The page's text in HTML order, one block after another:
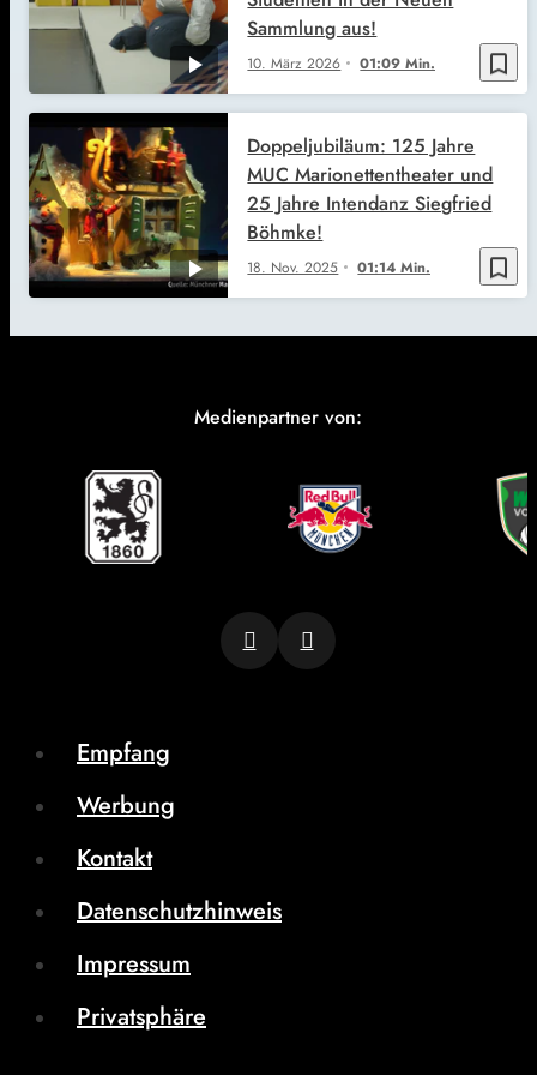
bookmark_border
10. März 2026 01:09 Min.
Sammlung aus!
bookmark_border
18. Nov. 2025 01:14 Min.
Doppeljubiläum: 125 Jahre
MUC Marionettentheater und
25 Jahre Intendanz Siegfried
Böhmke!
Medienpartner von:
Empfang
Werbung
Kontakt
Datenschutzhinweis
Impressum
Privatsphäre